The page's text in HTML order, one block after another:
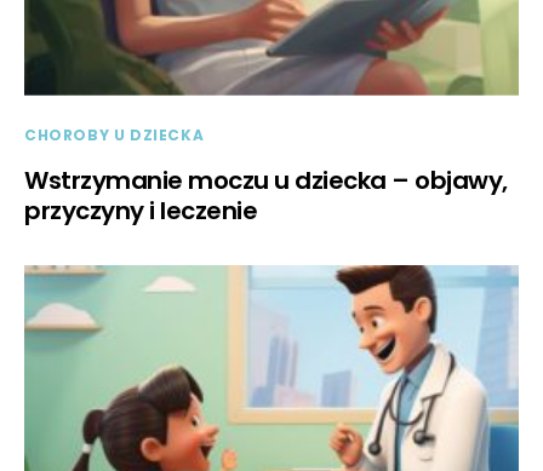
CHOROBY U DZIECKA
Wstrzymanie moczu u dziecka – objawy,
przyczyny i leczenie